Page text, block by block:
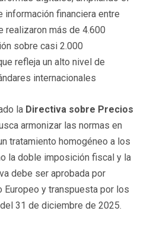
información financiera entre
realizaron más de 4.600
sobre casi 2.000
refleja un alto nivel de
internacionales
la Directiva sobre Precios
armonizar las normas en
tratamiento homogéneo a los
la doble imposición fiscal y la
debe ser aprobada por
Europeo y transpuesta por los
31 de diciembre de 2025.